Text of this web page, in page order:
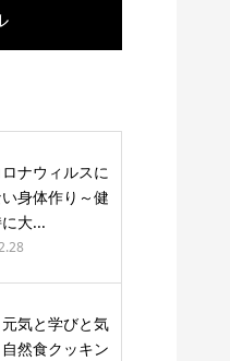
ナウィルスに
身体作り～健
大...
気と学びと気
然食クッキン